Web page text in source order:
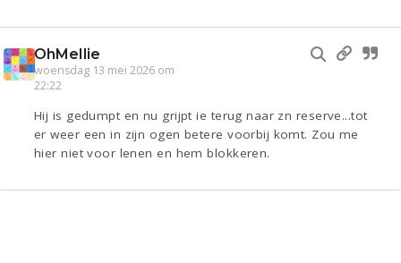
OhMellie
woensdag 13 mei 2026 om
22:22
Hij is gedumpt en nu grijpt ie terug naar zn reserve...tot
er weer een in zijn ogen betere voorbij komt. Zou me
hier niet voor lenen en hem blokkeren.